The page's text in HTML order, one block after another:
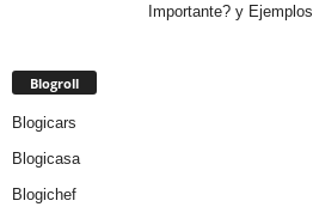
Importante? y Ejemplos
Blogroll
Blogicars
Blogicasa
Blogichef